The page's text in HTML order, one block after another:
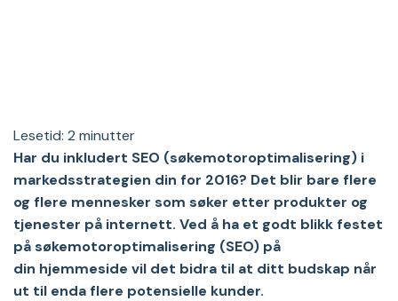
Lesetid: 2 minutter
Har du inkludert SEO (søkemotoroptimalisering) i
markedsstrategien din for 2016? Det blir bare flere
og flere mennesker som søker etter produkter og
tjenester på internett. Ved å ha et godt blikk festet
på søkemotoroptimalisering (SEO) på
din hjemmeside vil det bidra til at ditt budskap når
ut til enda flere potensielle kunder.